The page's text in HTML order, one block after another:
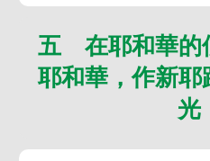
五 在耶和華的
耶和華，作新
光